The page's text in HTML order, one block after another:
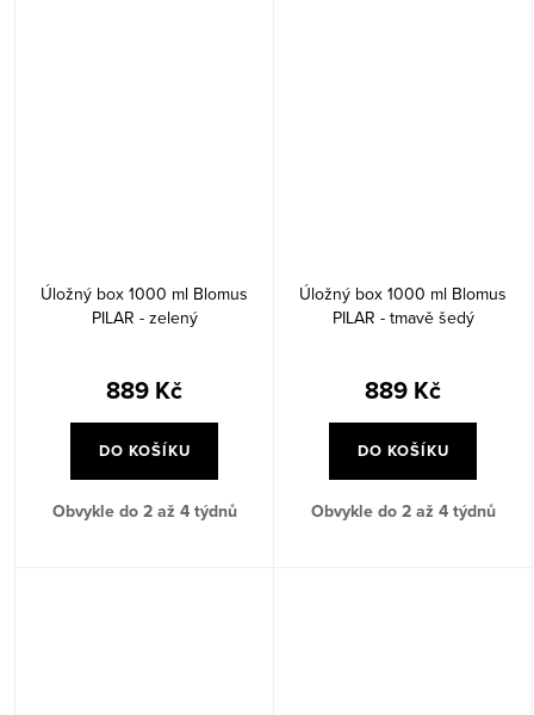
Úložný box 1000 ml Blomus
PILAR - zelený
889 Kč
DO KOŠÍKU
Obvykle do 2 až 4 týdnů
Úložný box 1000 ml Blomus
PILAR - tmavě šedý
889 Kč
DO KOŠÍKU
Obvykle do 2 až 4 týdnů